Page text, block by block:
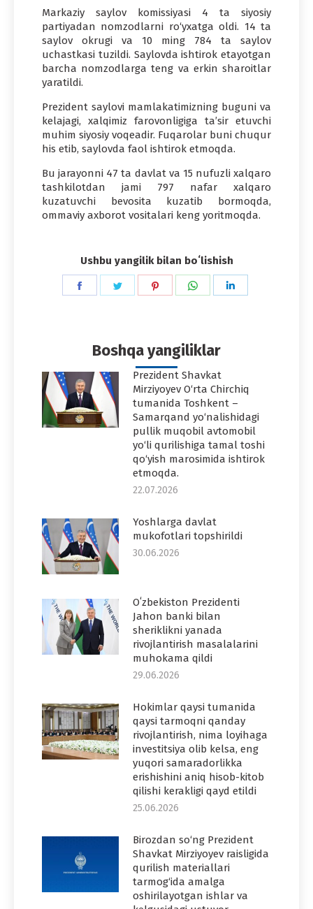
Markaziy saylov komissiyasi 4 ta siyosiy
partiyadan nomzodlarni ro‘yxatga oldi. 14 ta
saylov okrugi va 10 ming 784 ta saylov
uchastkasi tuzildi. Saylovda ishtirok etayotgan
barcha nomzodlarga teng va erkin sharoitlar
yaratildi.
Prezident saylovi mamlakatimizning buguni va
kelajagi, xalqimiz farovonligiga ta’sir etuvchi
muhim siyosiy voqeadir. Fuqarolar buni chuqur
his etib, saylovda faol ishtirok etmoqda.
Bu jarayonni 47 ta davlat va 15 nufuzli xalqaro
tashkilotdan jami 797 nafar xalqaro
kuzatuvchi bevosita kuzatib bormoqda,
ommaviy axborot vositalari keng yoritmoqda.
Ushbu yangilik bilan boʻlishish
Share
Share
Share
Share
Boshqa yangiliklar
Prezident Shavkat
Mirziyoyev O‘rta Chirchiq
tumanida Toshkent –
Samarqand yo‘nalishidagi
pullik muqobil avtomobil
yo‘li qurilishiga tamal toshi
qo‘yish marosimida ishtirok
etmoqda.
22.07.2026
Yoshlarga davlat
mukofotlari topshirildi
30.06.2026
Oʻzbekiston Prezidenti
Jahon banki bilan
sheriklikni yanada
rivojlantirish masalalarini
muhokama qildi
29.06.2026
Hokimlar qaysi tumanida
qaysi tarmoqni qanday
rivojlantirish, nima loyihaga
investitsiya olib kelsa, eng
yuqori samaradorlikka
erishishini aniq hisob-kitob
qilishi kerakligi qayd etildi
25.06.2026
Birozdan so‘ng Prezident
Shavkat Mirziyoyev raisligida
qurilish materiallari
tarmog‘ida amalga
oshirilayotgan ishlar va